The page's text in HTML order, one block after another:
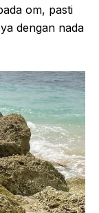
om, pasti
dengan nada